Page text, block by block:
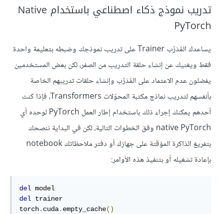
تدريب نموذج ذكاء اصطناعي باستخدام Native
PyTorch
يساعدك المُدَرِّب Trainer على تدريب نموذجك وضبطه بتعليمة واحدة
فقط ويغنيك عن إنشاء حلقة التدريب من الصفر، لكن بعض المستخدمين
يفضلون عدم الاعتماد على المُدَرِّب وإنشاء حلقات تدريبهم الخاصة
بأنفسهم لتدريب نماذج مكتبة المحوّلات Transformers، فإذا كنت
أحدهم يمكنك إجراء ذلك باستخدام إطار العمل PyTorch لوحده أي
native PyTorch وفق الخطوات التالية، لكن في البداية ننصحك
بتفريغ الذاكرة المؤقتة على جهازك أو دفتر ملاحظاتك notebook
بإعادة تشغيله أو بتنفيذ هذه الأوامر:
del
del trainer
torch. cuda. empty_cache()